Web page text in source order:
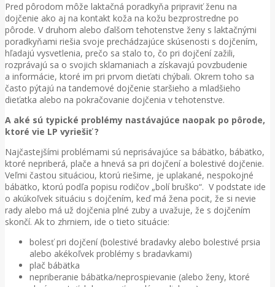
Pred pôrodom môže laktačná poradkyňa pripraviť ženu na
dojčenie ako aj na kontakt koža na kožu bezprostredne po
pôrode. V druhom alebo ďalšom tehotenstve ženy s laktačnými
poradkyňami riešia svoje prechádzajúce skúsenosti s dojčením,
hľadajú vysvetlenia, prečo sa stalo to, čo pri dojčení zažili,
rozprávajú sa o svojich sklamaniach a získavajú povzbudenie
a informácie, ktoré im pri prvom dieťati chýbali. Okrem toho sa
často pýtajú na tandemové dojčenie staršieho a mladšieho
dieťatka alebo na pokračovanie dojčenia v tehotenstve.
A aké sú typické problémy nastávajúce naopak po pôrode,
ktoré vie LP vyriešiť ?
Najčastejšími problémami sú neprisávajúce sa bábätko, bábätko,
ktoré nepriberá, plače a hnevá sa pri dojčení a bolestivé dojčenie.
Veľmi častou situáciou, ktorú riešime, je uplakané, nespokojné
bábätko, ktorú podľa popisu rodičov „bolí bruško“. V podstate ide
o akúkoľvek situáciu s dojčením, keď má žena pocit, že si nevie
rady alebo má už dojčenia plné zuby a uvažuje, že s dojčením
skončí. Ak to zhrniem, ide o tieto situácie:
bolesť pri dojčení (bolestivé bradavky alebo bolestivé prsia
alebo akékoľvek problémy s bradavkami)
plač bábätka
nepriberanie bábätka/neprospievanie (alebo ženy, ktoré